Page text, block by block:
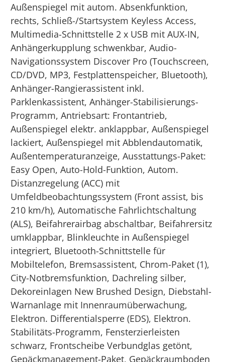
Außenspiegel mit autom. Absenkfunktion,
rechts, Schließ-/Startsystem Keyless Access,
Multimedia-Schnittstelle 2 x USB mit AUX-IN,
Anhängerkupplung schwenkbar, Audio-
Navigationssystem Discover Pro (Touchscreen,
CD/DVD, MP3, Festplattenspeicher, Bluetooth),
Anhänger-Rangierassistent inkl.
Parklenkassistent, Anhänger-Stabilisierungs-
Programm, Antriebsart: Frontantrieb,
Außenspiegel elektr. anklappbar, Außenspiegel
lackiert, Außenspiegel mit Abblendautomatik,
Außentemperaturanzeige, Ausstattungs-Paket:
Easy Open, Auto-Hold-Funktion, Autom.
Distanzregelung (ACC) mit
Umfeldbeobachtungssystem (Front assist, bis
210 km/h), Automatische Fahrlichtschaltung
(ALS), Beifahrerairbag abschaltbar, Beifahrersitz
umklappbar, Blinkleuchte in Außenspiegel
integriert, Bluetooth-Schnittstelle für
Mobiltelefon, Bremsassistent, Chrom-Paket (1),
City-Notbremsfunktion, Dachreling silber,
Dekoreinlagen New Brushed Design, Diebstahl-
Warnanlage mit Innenraumüberwachung,
Elektron. Differentialsperre (EDS), Elektron.
Stabilitäts-Programm, Fensterzierleisten
schwarz, Frontscheibe Verbundglas getönt,
Gepäckmanagement-Paket, Gepäckraumboden